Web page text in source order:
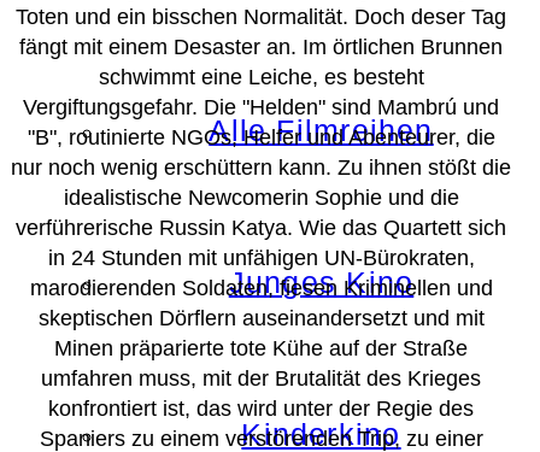
Alle Filmreihen
Junges Kino
Kinderkino
Toten und ein bisschen Normalität. Doch deser Tag
fängt mit einem Desaster an. Im örtlichen Brunnen
schwimmt eine Leiche, es besteht
Vergiftungsgefahr. Die "Helden" sind Mambrú und
"B", routinierte NGOs, Helfer und Abenteurer, die
nur noch wenig erschüttern kann. Zu ihnen stößt die
idealistische Newcomerin Sophie und die
verführerische Russin Katya. Wie das Quartett sich
in 24 Stunden mit unfähigen UN-Bürokraten,
marodierenden Soldaten, fiesen Kriminellen und
skeptischen Dörflern auseinandersetzt und mit
Minen präparierte tote Kühe auf der Straße
umfahren muss, mit der Brutalität des Krieges
konfrontiert ist, das wird unter der Regie des
Spaniers zu einem verstörenden Trip, zu einer